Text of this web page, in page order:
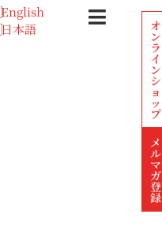
English
日本語
オ
ン
ラ
イ
ン
シ
ョ
ッ
プ
メ
ル
マ
ガ
登
録